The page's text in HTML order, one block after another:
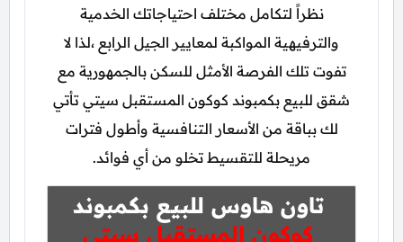
نظراً لتكامل مختلف احتياجاتك الخدمية
والترفيهية المواكبة لمعايير الجيل الرابع ،لذا لا
تفوت تلك الفرصة الأمثل للسكن بالجمهورية مع
شقق للبيع بكمبوند كوكون المستقبل سيتي تأتي
لك بباقة من الأسعار التنافسية وأطول فترات
مريحلة للتقسيط تخلو من أي فوائد.
تاون هاوس للبيع بكمبوند
كوكون المستقبل سيتي